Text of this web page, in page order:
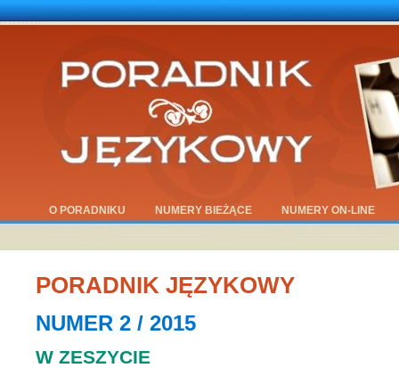
O PORADNIKU NUMERY BIEŻĄCE NUMERY ON-LINE
PORADNIK JĘZYKOWY
NUMER 2 / 2015
W ZESZYCIE